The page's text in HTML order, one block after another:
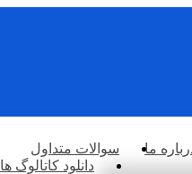
ما
سوالات متداول
دانلود کاتالوگ ها